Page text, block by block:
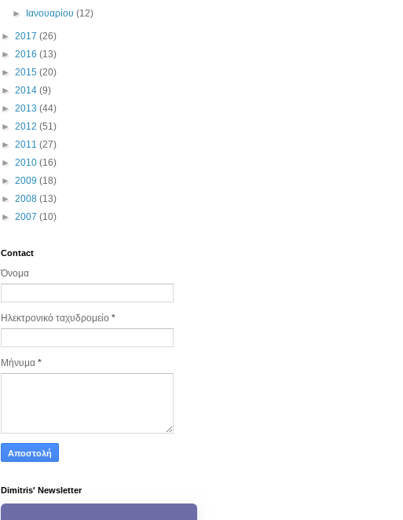
►
Ιανουαρίου(12)
► 2017 (26)
► 2016 (13)
► 2015 (20)
► 2014 (9)
► 2013 (44)
► 2012 (51)
► 2011 (27)
► 2010 (16)
► 2009 (18)
► 2008 (13)
► 2007 (10)
Contact
Όνομα
Ηλεκτρονικό ταχυδρομείο *
Μήνυμα *
Dimitris' Newsletter